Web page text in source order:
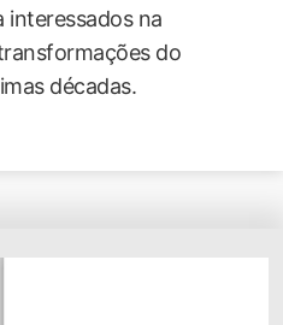
interessados na
do
décadas.